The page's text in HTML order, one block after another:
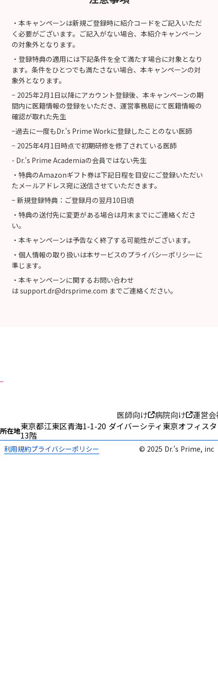
・本キャンペーンは新規ご登録時に紹介コードをご記入いただ
く必要がございます。ご記入がない場合、本紹介キャンペーン
の対象外となります。
・登録特典の適用には下記条件を全て満たす場合に対象となり
ます。条件をひとつでも満たさない場合、本キャンペーンの対
象外となります。
− 2025年2月1日以降にアカウント登録後、本キャンペーンの期
間内に医籍情報の登録をいただき、運営事務局にて医籍情報の
確認が取れた先生
−過去に一度もDr.'s Prime Workに登録したことのない医師
− 2025年4月1日時点で初期研修を修了されている医師
- Dr.'s Prime Academiaの会員ではない先生
・特典のAmazonギフト券は下記日程を目安にご登録いただい
たメールアドレス宛に送信させていただきます。
− 新規登録特典：ご登録月の翌月10日頃
・特典の送付先に変更がある場合は月末までにご連絡くださ
い。
・本キャンペーンは予告なく終了する可能性がございます。
・個人情報の取り扱いは本サービスのプライバシーポリシーに
準じます。
・本キャンペーンに関するお問い合わせ
はsupport.dr@drsprime.com までご連絡ください。
医師向け 病院向け 運営
所在地東京都江東区青海1-1-20 ダイバーシティ東京オフィス
13階
利用規約プライバシーポリシー © 2025 Dr.’s Prime, inc